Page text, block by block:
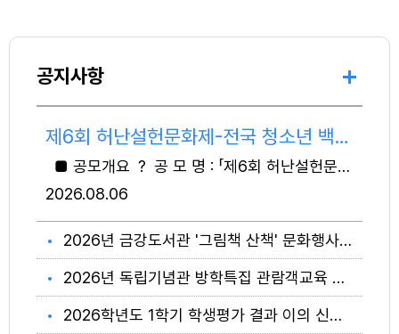
공지사항
제6회 허난설헌문화제-전국 청소년 백일장 공모전 안내
■ 공모개요 ？ 공 모 명 : 「제6회 허난설헌문화제-전국 청소년 백일장 공모전」 ？ 주최·주관 : (재)광주시문화재단 ？ 참가부문 : 시 ？ 신청대상 : 전국 초·중·고등학생(또는 같은 연령의 학교 밖 청소년) ※ 본 공모전 이전 대상 수상자는 참가할 수 없으며, 입상 이후 해당 사실이 확인될 경우 수상 취소됨. ？ 공모내용 - 예선 : 자유시제 창작시 1편 - 본선 : 현장 백일장(당일 제시된 시제로 창작시 1편) ？ 응모편수 : 1인 1편 ？ 제출방법 : 이메일 제출 (festival@nsart.or.kr) ■ 일정계획 ？ 예선접수 : 2026. 8. 10.(월) ~ 8. 21.(금) 18:00 ※ 이메일 제출 ？ 예선발표 : 2026. 8. 28.(금) 예정 ※ 광주시문화재단 홈페이지(www.nsart.or.kr) 발표 및 개별 통보 ？ 본 선 : 2026. 9. 5.(토) 10:00~12:00 ？ 시 상 식 : 2025. 9. 5.(토) 15:00 예정 ※ 본선 참여자는 시상식 필수 참석(수상자 현장 발표) ■ 접수 기간 및 방법 ？ 접수기간 : 2026. 8. 10.(월) ~ 8. 21.(금) 18:00까지 / 12일간 ？ 접수방법 : 광주시문화재단 홈페이지(www.nsart.or.kr) > 소통공간 > 고시공고 > 신청서 다운로드 > 이메일 접수(festival@nsart.or.kr) ※ 홈페이지 첨부 양식으로 작성하여 한글 파일로 제출 ※ 메일 제목 및 파일명 : [제6회 허난설헌문화제_응모자 이름] (ex. 제6회 허난설헌문화제_허초희) ※ 접수는 마감일 18시 이내 이메일 도착분에 한함 ？ 제출서류 1) [붙임1] 참가신청서 1부 2) [붙임2] 개인정보 수집·이용 동의서 1부 3) [붙임3] 작품 제출 1부
2026 08.06
2026년 금강도서관 '그림책 산책' 문화행사 안내
2026년 독립기념관 방학특집 관람객교육 안내
2026학년도 1학기 학생평가 결과 이의 신청 안내